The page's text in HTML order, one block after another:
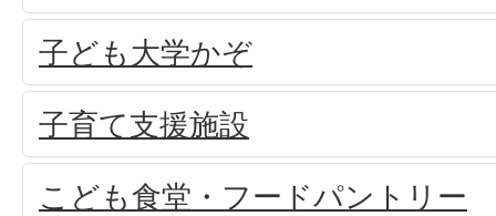
子ども大学かぞ
子育て支援施設
こども食堂・フードパントリー